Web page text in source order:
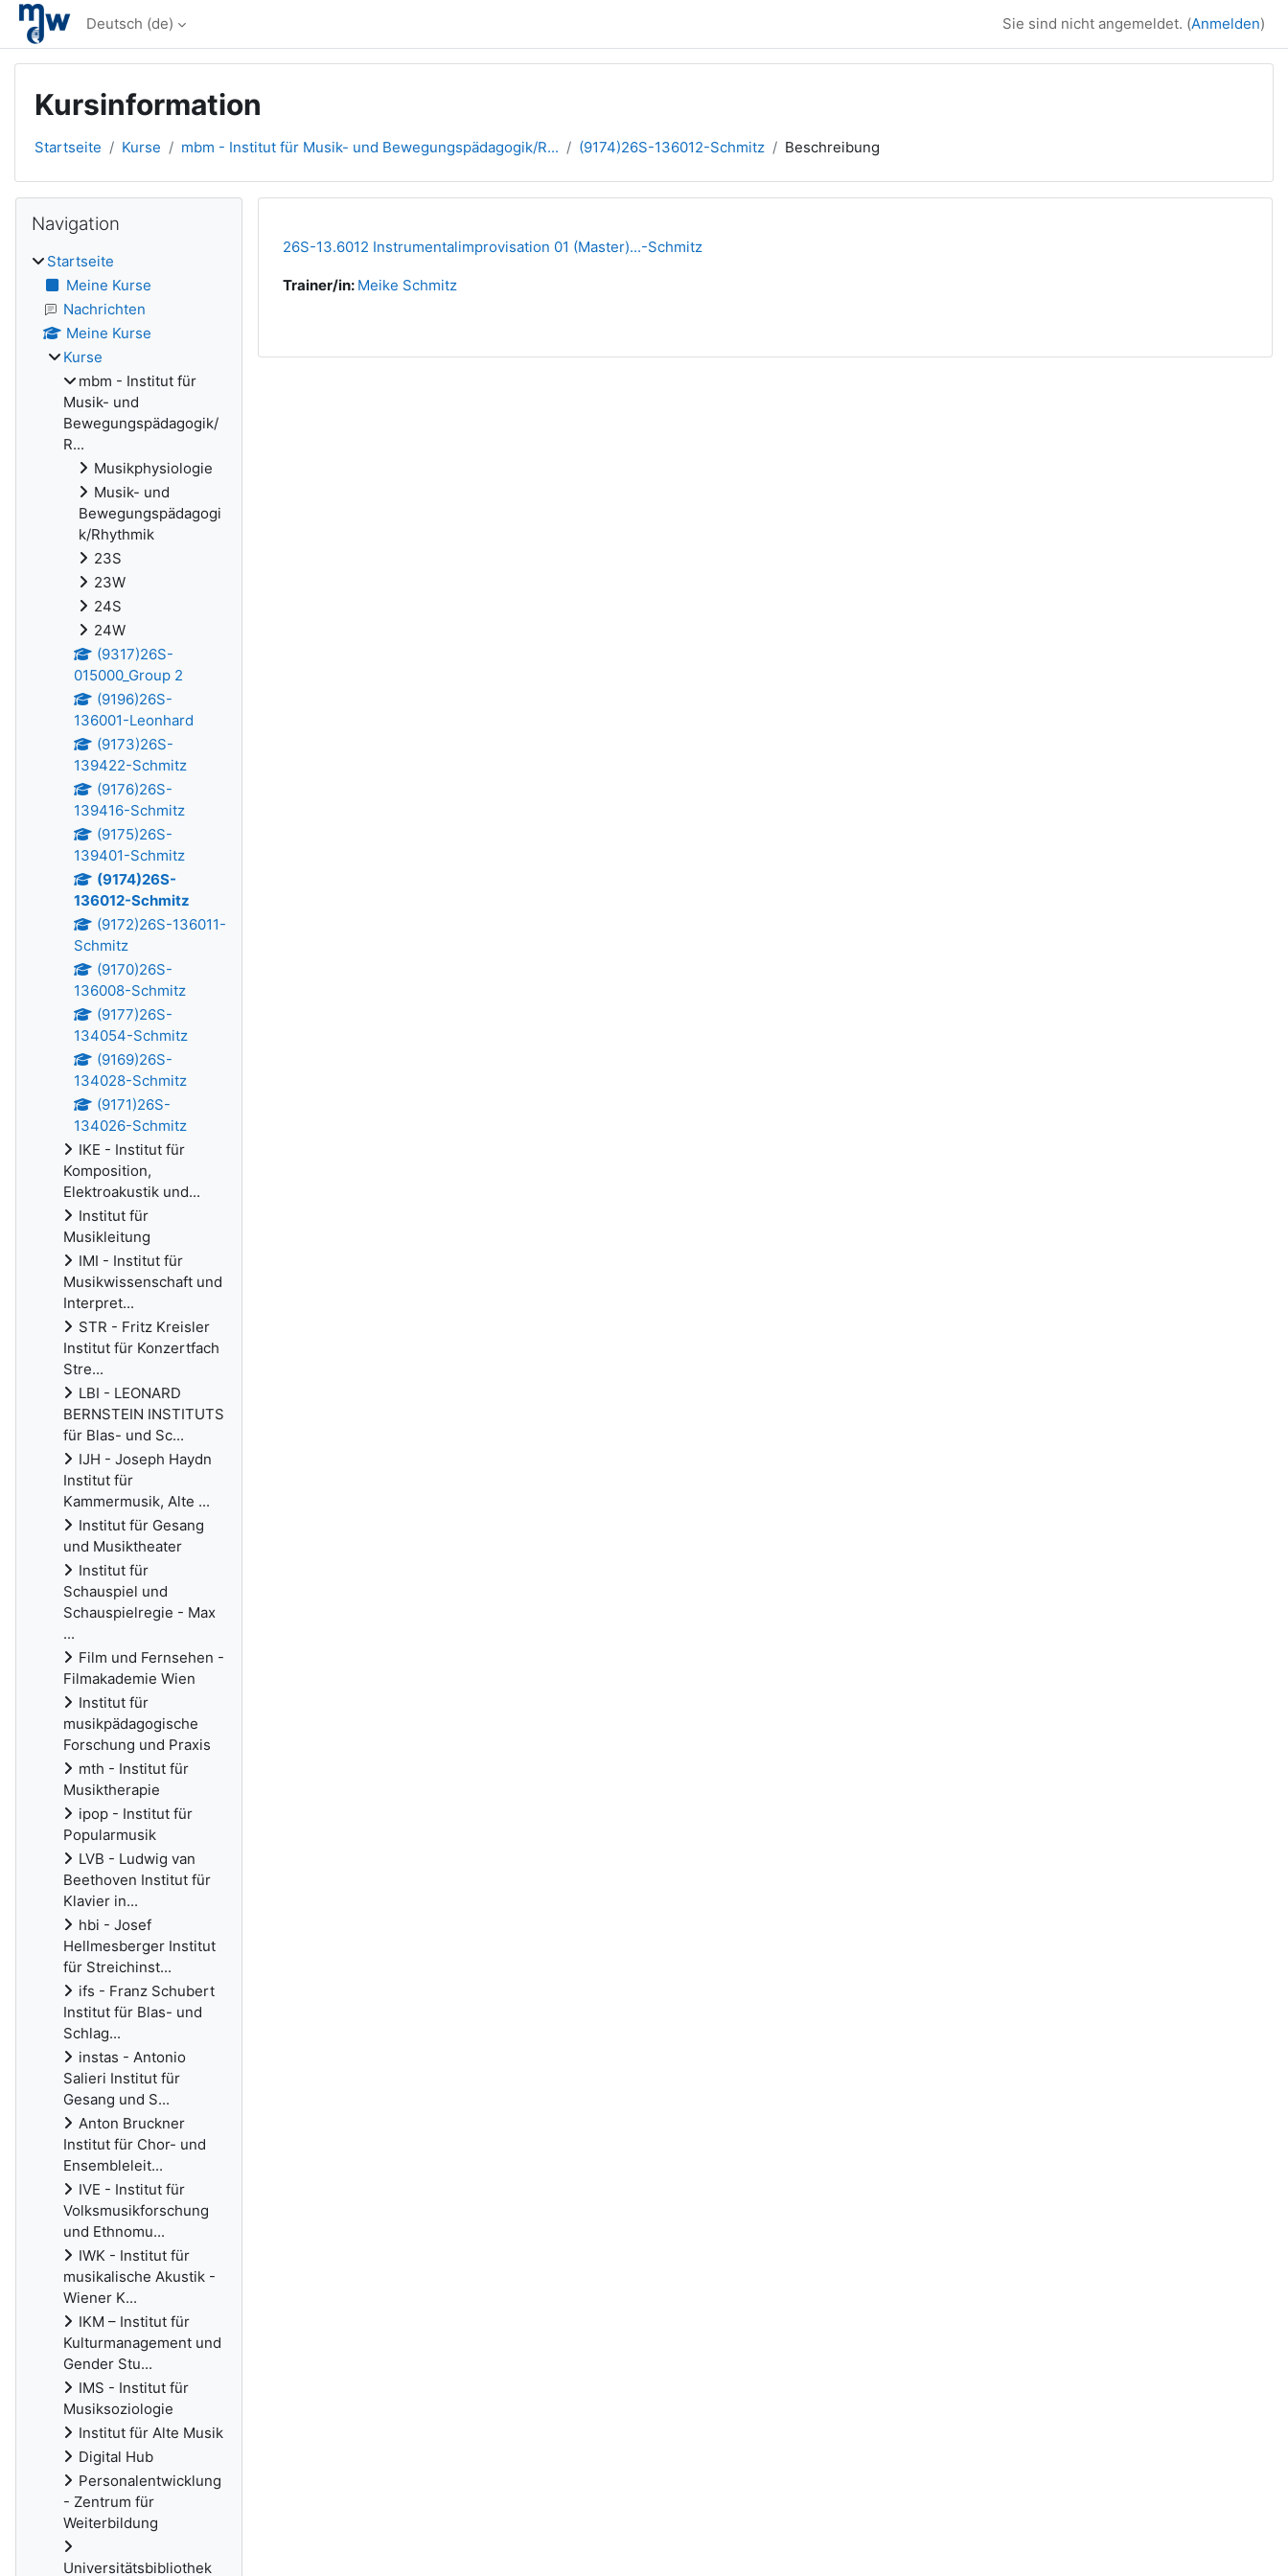
Zum Hauptinhalt
Deutsch ‎(de)‎ Sie sind nicht angemeldet. (Anmelden)
Kursinformation
Startseite Kurse mbm - Institut für Musik- und Bewegungspädagogik/R... (9174)26S-136012-Schmitz Beschreibung
26S-13.6012 Instrumentalimprovisation 01 (Master)...-Schmitz
Trainer/in: Meike Schmitz
Blöcke
Navigation
Startseite
Meine Kurse
Nachrichten
Meine Kurse
Kurse
mbm - Institut für
Musik- und
Bewegungspädagogik/
R...
Musikphysiologie
Musik- und
Bewegungspädagogi
k/Rhythmik
23S
23W
24S
24W
(9317)26S-
015000_Group 2
(9196)26S-
136001-Leonhard
(9173)26S-
139422-Schmitz
(9176)26S-
139416-Schmitz
(9175)26S-
139401-Schmitz
(9174)26S-
136012-Schmitz
(9172)26S-136011-
Schmitz
(9170)26S-
136008-Schmitz
(9177)26S-
134054-Schmitz
(9169)26S-
134028-Schmitz
(9171)26S-
134026-Schmitz
IKE - Institut für
Komposition,
Elektroakustik und...
Institut für
Musikleitung
IMI - Institut für
Musikwissenschaft und
Interpret...
STR - Fritz Kreisler
Institut für Konzertfach
Stre...
LBI - LEONARD
BERNSTEIN INSTITUTS
für Blas- und Sc...
IJH - Joseph Haydn
Institut für
Kammermusik, Alte ...
Institut für Gesang
und Musiktheater
Institut für
Schauspiel und
Schauspielregie - Max
...
Film und Fernsehen -
Filmakademie Wien
Institut für
musikpädagogische
Forschung und Praxis
mth - Institut für
Musiktherapie
ipop - Institut für
Popularmusik
LVB - Ludwig van
Beethoven Institut für
Klavier in...
hbi - Josef
Hellmesberger Institut
für Streichinst...
ifs - Franz Schubert
Institut für Blas- und
Schlag...
instas - Antonio
Salieri Institut für
Gesang und S...
Anton Bruckner
Institut für Chor- und
Ensembleleit...
IVE - Institut für
Volksmusikforschung
und Ethnomu...
IWK - Institut für
musikalische Akustik -
Wiener K...
IKM – Institut für
Kulturmanagement und
Gender Stu...
IMS - Institut für
Musiksoziologie
Institut für Alte Musik
Digital Hub
Personalentwicklung
- Zentrum für
Weiterbildung
Universitätsbibliothek